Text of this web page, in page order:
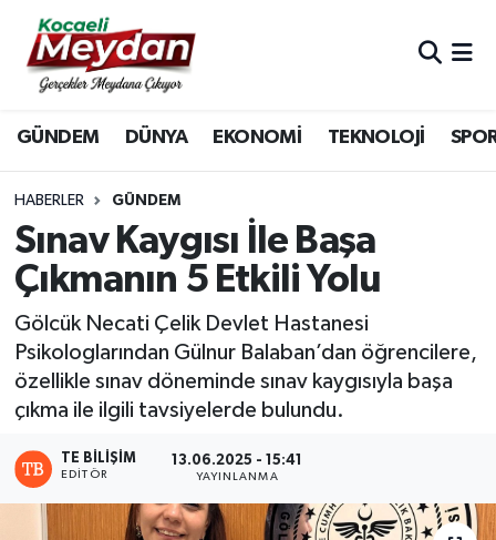
GÜNDEM DÜNYA EKONOMİ TEKNOLOJİ
HABERLER GÜNDEM
Sınav Kaygısı İle Başa
Çıkmanın 5 Etkili Yolu
Gölcük Necati Çelik Devlet Hastanesi
Psikologlarından Gülnur Balaban’dan öğrencilere,
özellikle sınav döneminde sınav kaygısıyla başa
çıkma ile ilgili tavsiyelerde bulundu.
TE BILIŞIM
EDITÖR
13.06.2025 - 15:41
YAYINLANMA
Nöbetçi Eczaneler
Hava Durumu
Trafik Durumu
Süper Lig Puan Durumu ve Fikstür
Son Dakika Haberleri
Haber Arşivi